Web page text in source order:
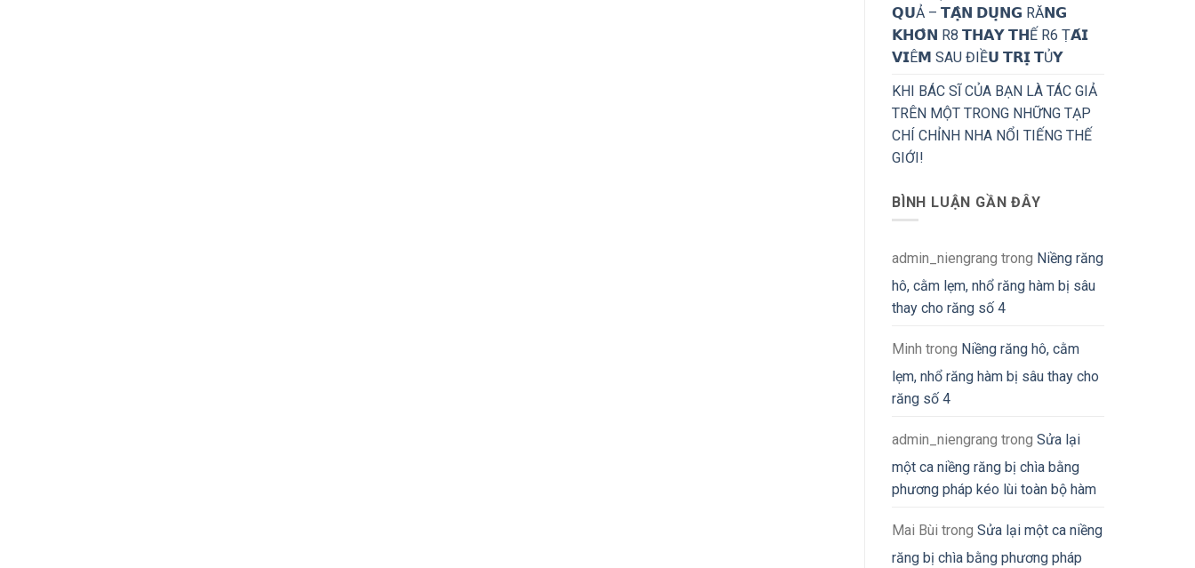
𝗤𝗨Ả – 𝗧𝗔̣̂𝗡 𝗗𝗨̣𝗡𝗚 RĂ𝗡𝗚
𝗞𝗛𝗢̂𝗡 R8 𝗧𝗛𝗔𝗬 𝗧𝗛Ế R6 Ṭ𝗔́𝗜
𝗩𝗜Ê𝗠 SAU ĐIỀ𝗨 𝗧𝗥𝗜̣ 𝗧Ủ𝗬
KHI BÁC SĨ CỦA BẠN LÀ TÁC GIẢ
TRÊN MỘT TRONG NHỮNG TẠP
CHÍ CHỈNH NHA NỔI TIẾNG THẾ
GIỚI!
BÌNH LUẬN GẦN ĐÂY
admin_niengrang trong Niềng răng
hô, cằm lẹm, nhổ răng hàm bị sâu
thay cho răng số 4
Minh trong Niềng răng hô, cằm
lẹm, nhổ răng hàm bị sâu thay cho
răng số 4
admin_niengrang trong Sửa lại
một ca niềng răng bị chìa bằng
phương pháp kéo lùi toàn bộ hàm
Mai Bùi trong Sửa lại một ca niềng
răng bị chìa bằng phương pháp